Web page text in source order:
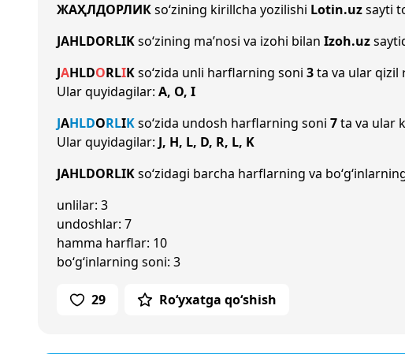
ЖАҲЛДОРЛИКso‘zining kirillcha yozilishi Lotin.uzsayti
JAHLDORLIKso‘zining ma’nosi va izohi bilan Izoh.uz
JAHLDORLIKso‘zida unli harflarning soni 3ta va ular qizil
Ular quyidagilar: A, O, I
JAHLDORLIKso‘zida undosh harflarning soni 7ta va ular
Ular quyidagilar: J, H, L, D, R, L, K
JAHLDORLIKso‘zidagi barcha harflarning va
unlilar: 3
undoshlar: 7
hamma harflar: 10
bo‘g‘inlarning soni: 3
29 Ro‘yxatga qo‘shish